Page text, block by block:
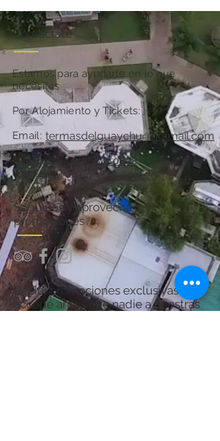
Contactate
Estamos para ayudarte en lo que
necesites
Por Alojamiento y Tickets:
Email:
Teléfono:
+54 11 6841 0808
WhatsApp:+54 9 3446-607620
termasdelguaychu@hotmail.com
Seguinos y aprovechá las
promociones
Recibí promociones exclusivas y
accedé antes que nadie a nuestras